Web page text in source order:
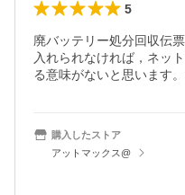
5
廃バッテリー処分回収伝
入れられなければ，ネッ
る意味がないと思います
購入したストア
アットマックス@